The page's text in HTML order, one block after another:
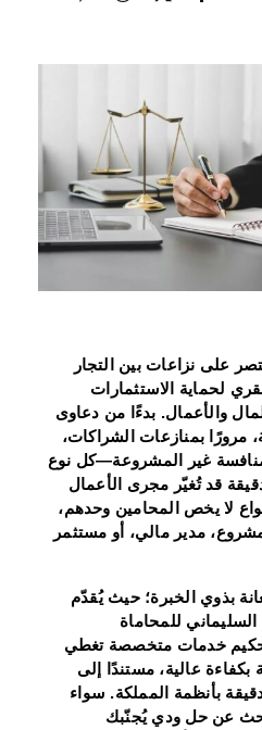
على نزاعات بين التجار
لحماية الاستثمارات
والأعمال. بدءًا من دعاوى
مرورًا بمنازعات الشراكات،
غير المشروعة—كل نوع
قد تُغيّر مجرى الأعمال
لا يخص المحامين وحدهم،
مدير مالي، أو مستثمر
بذوي الخبرة؛ حيث يُقدّم
للمحاماة
خدمات متخصصة تغطي
بكفاءة عالية، مستندًا إلى
بأنظمة المملكة. سواء
عن حل ودي يُجنّبك